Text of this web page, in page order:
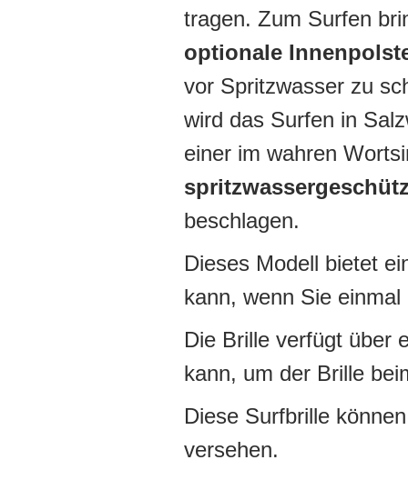
tragen. Zum Surfen
optionale
vor Spritzwasser zu
wird das Surfen in
einer im wahren
beschlagen.
Dieses Modell bietet
kann, wenn Sie
Die Brille verfügt über
kann, um der Brille
Diese Surfbrille
versehen.